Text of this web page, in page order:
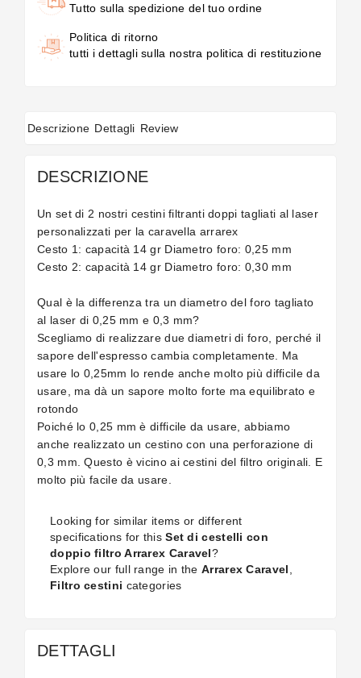
Tutto sulla spedizione del tuo ordine
Politica di ritorno
tutti i dettagli sulla nostra politica di restituzione
Descrizione Dettagli Review
DESCRIZIONE
Un set di 2 nostri cestini filtranti doppi tagliati al laser
personalizzati per la caravella arrarex
Cesto 1: capacità 14 gr Diametro foro: 0,25 mm
Cesto 2: capacità 14 gr Diametro foro: 0,30 mm
Qual è la differenza tra un diametro del foro tagliato
al laser di 0,25 mm e 0,3 mm?
Scegliamo di realizzare due diametri di foro, perché il
sapore dell'espresso cambia completamente. Ma
usare lo 0,25mm lo rende anche molto più difficile da
usare, ma dà un sapore molto forte ma equilibrato e
rotondo
Poiché lo 0,25 mm è difficile da usare, abbiamo
anche realizzato un cestino con una perforazione di
0,3 mm. Questo è vicino ai cestini del filtro originali. E
molto più facile da usare.
Looking for similar items or different
specifications for thisSet di cestelli con
doppio filtro Arrarex Caravel?
Explore our full range in the Arrarex Caravel
Filtro cestini categories
DETTAGLI